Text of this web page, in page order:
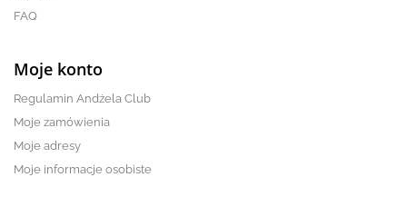
FAQ
Moje konto
Regulamin Andżela Club
Moje zamówienia
Moje adresy
Moje informacje osobiste